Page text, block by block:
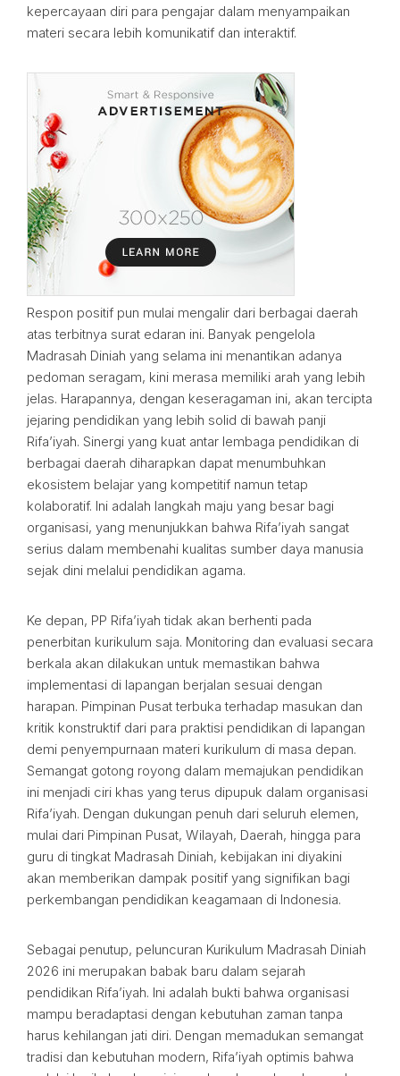
kepercayaan diri para pengajar dalam menyampaikan
materi secara lebih komunikatif dan interaktif.
Respon positif pun mulai mengalir dari berbagai daerah
atas terbitnya surat edaran ini. Banyak pengelola
Madrasah Diniah yang selama ini menantikan adanya
pedoman seragam, kini merasa memiliki arah yang lebih
jelas. Harapannya, dengan keseragaman ini, akan tercipta
jejaring pendidikan yang lebih solid di bawah panji
Rifa’iyah. Sinergi yang kuat antar lembaga pendidikan di
berbagai daerah diharapkan dapat menumbuhkan
ekosistem belajar yang kompetitif namun tetap
kolaboratif. Ini adalah langkah maju yang besar bagi
organisasi, yang menunjukkan bahwa Rifa’iyah sangat
serius dalam membenahi kualitas sumber daya manusia
sejak dini melalui pendidikan agama.
Ke depan, PP Rifa’iyah tidak akan berhenti pada
penerbitan kurikulum saja. Monitoring dan evaluasi secara
berkala akan dilakukan untuk memastikan bahwa
implementasi di lapangan berjalan sesuai dengan
harapan. Pimpinan Pusat terbuka terhadap masukan dan
kritik konstruktif dari para praktisi pendidikan di lapangan
demi penyempurnaan materi kurikulum di masa depan.
Semangat gotong royong dalam memajukan pendidikan
ini menjadi ciri khas yang terus dipupuk dalam organisasi
Rifa’iyah. Dengan dukungan penuh dari seluruh elemen,
mulai dari Pimpinan Pusat, Wilayah, Daerah, hingga para
guru di tingkat Madrasah Diniah, kebijakan ini diyakini
akan memberikan dampak positif yang signifikan bagi
perkembangan pendidikan keagamaan di Indonesia.
Sebagai penutup, peluncuran Kurikulum Madrasah Diniah
2026 ini merupakan babak baru dalam sejarah
pendidikan Rifa’iyah. Ini adalah bukti bahwa organisasi
mampu beradaptasi dengan kebutuhan zaman tanpa
harus kehilangan jati diri. Dengan memadukan semangat
tradisi dan kebutuhan modern, Rifa’iyah optimis bahwa